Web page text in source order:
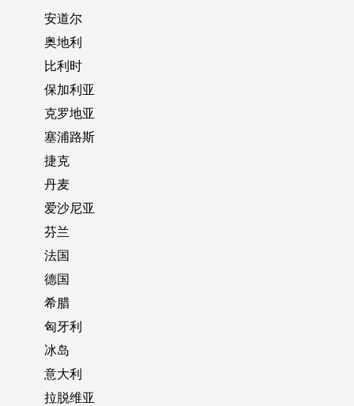
安道尔
奥地利
比利时
保加利亚
克罗地亚
塞浦路斯
捷克
丹麦
爱沙尼亚
芬兰
法国
德国
希腊
匈牙利
冰岛
意大利
拉脱维亚